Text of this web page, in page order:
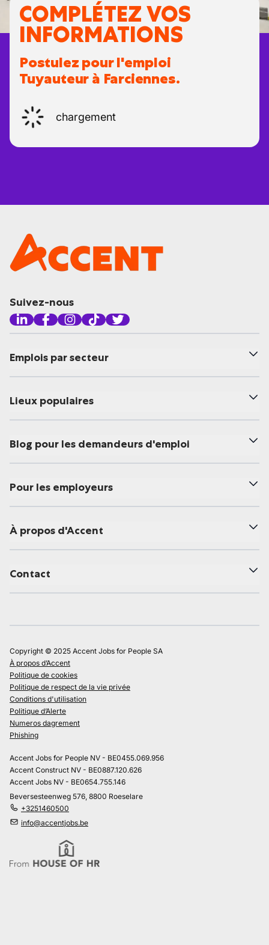
COMPLÉTEZ VOS
INFORMATIONS
Postulez pour l'emploi
Tuyauteur à Farciennes.
chargement
Suivez-nous
Emplois par secteur
Lieux populaires
Blog pour les demandeurs d'emploi
Pour les employeurs
À propos d'Accent
Contact
Copyright © 2025 Accent Jobs for People SA
À propos d’Accent
Politique de cookies
Politique de respect de la vie privée
Conditions d'utilisation
Politique d’Alerte
Numeros dagrement
Phishing
Accent Jobs for People NV - BE0455.069.956
Accent Construct NV - BE0887.120.626
Accent Jobs NV - BE0654.755.146
Beversesteenweg 576, 8800 Roeselare
+3251460500
info@accentjobs.be